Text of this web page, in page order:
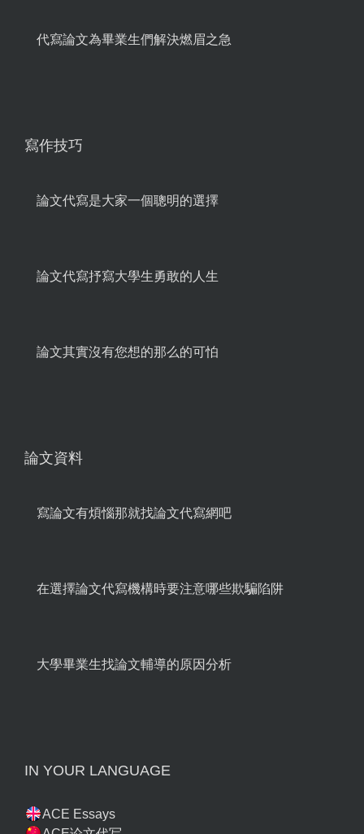
代寫論文為畢業生們解決燃眉之急
寫作技巧
論文代寫是大家一個聰明的選擇
論文代寫抒寫大學生勇敢的人生
論文其實沒有您想的那么的可怕
論文資料
寫論文有煩惱那就找論文代寫網吧
在選擇論文代寫機構時要注意哪些欺騙陷阱
大學畢業生找論文輔導的原因分析
IN YOUR LANGUAGE
ACE Essays